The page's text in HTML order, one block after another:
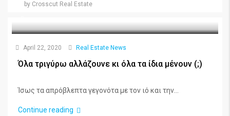
by Crosscut Real Estate
April 22, 2020 Real Estate News
Όλα τριγύρω αλλάζουνε κι όλα τα ίδια μένουν (;)
Ίσως τα απρόβλεπτα γεγονότα με τον ιό και την...
Continue reading